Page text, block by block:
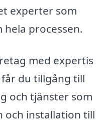
experter som
processen.
med expertis
du tillgång till
och tjänster som
och installation till